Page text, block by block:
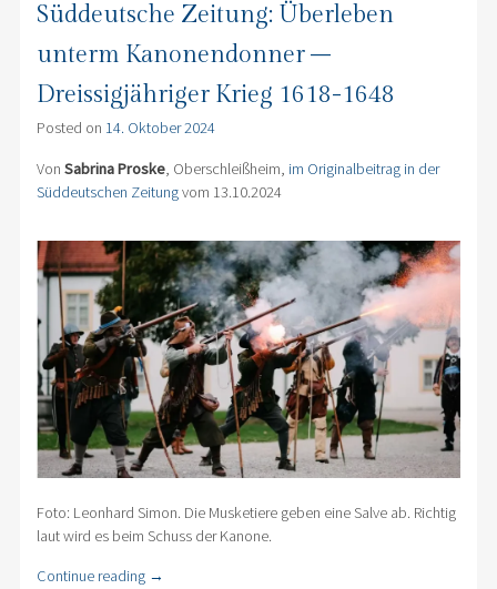
Süddeutsche Zeitung: Überleben
unterm Kanonendonner –
Dreissigjähriger Krieg 1618-1648
Posted on 14. Oktober 2024
Von Sabrina Proske, Oberschleißheim, im Originalbeitrag in der
Süddeutschen Zeitungvom 13.10.2024
Foto: Leonhard Simon. Die Musketiere geben eine Salve ab. Richtig
laut wird es beim Schuss der Kanone.
Continue reading →